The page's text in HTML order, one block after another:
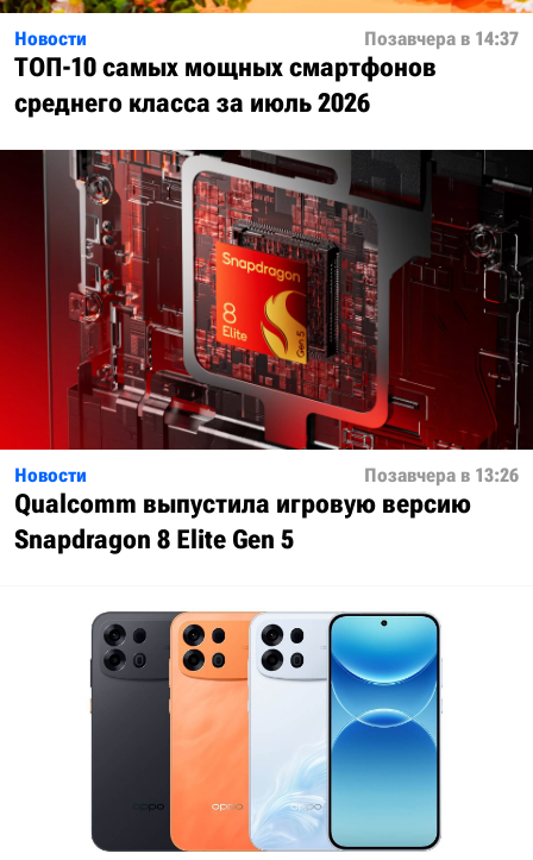
Новости Позавчера в 14:37
ТОП-10 самых мощных смартфонов
среднего класса за июль 2026
Новости Позавчера в 13:26
Qualcomm выпустила игровую версию
Snapdragon 8 Elite Gen 5